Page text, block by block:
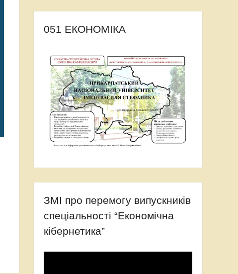
051 ЕКОНОМІКА
ЗМІ про перемогу випускників
спеціальності “Економічна
кібернетика”